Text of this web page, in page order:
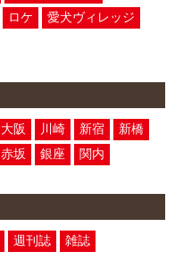
ロケ
愛犬ヴィレッジ
大阪 川崎 新宿
新橋
赤坂 銀座 関内
週刊誌
雑誌